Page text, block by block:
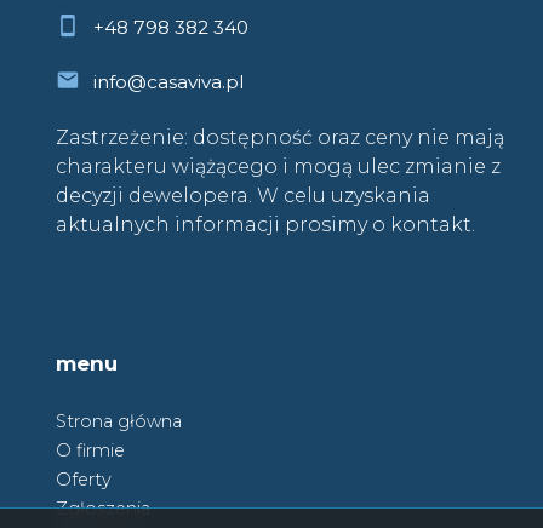
+48 798 382 340
info@casaviva.pl
Zastrzeżenie: dostępność oraz ceny nie mają
charakteru wiążącego i mogą ulec zmianie z
decyzji dewelopera. W celu uzyskania
aktualnych informacji prosimy o kontakt.
menu
Strona główna
O firmie
Oferty
Zgłoszenia